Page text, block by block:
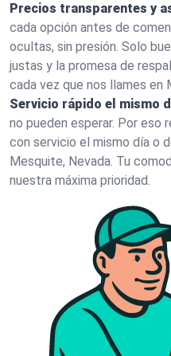
Precios transparentes y
cada opción antes de
ocultas, sin presión. Solo
justas y la promesa de
cada vez que nos llames en
Servicio rápido el mismo
no pueden esperar. Por eso
con servicio el mismo día o
Mesquite, Nevada. Tu
nuestra máxima prioridad.